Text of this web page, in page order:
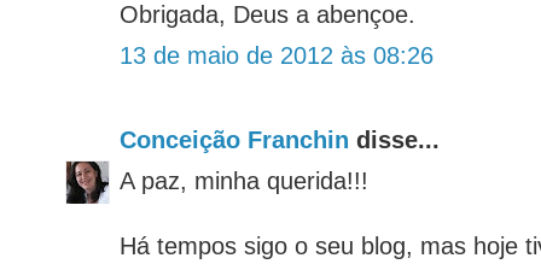
Obrigada, Deus a abençoe.
13 de maio de 2012 às 08:26
Conceição Franchin disse...
A paz, minha querida!!!
Há tempos sigo o seu blog, mas hoje